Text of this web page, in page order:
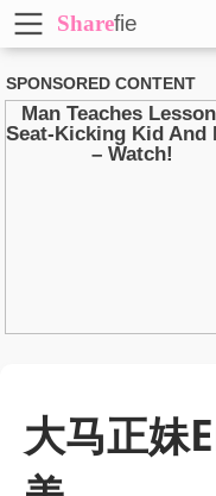
Sharefie
大马正妹